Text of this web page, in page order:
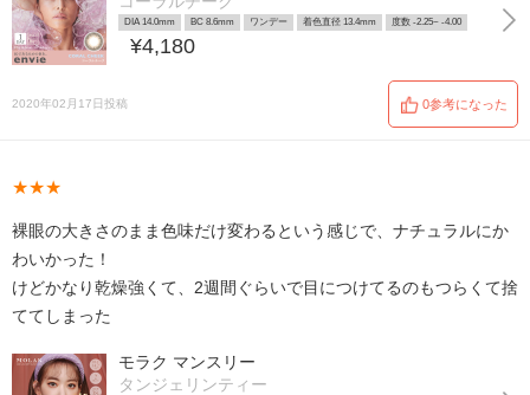
DIA 14.0mm BC 8.6mm ワンデー 着色直径 13.4mm 度数 -2.25~ -4.00
¥4,180
2020年02月17日投稿 0参考になった
★★★
裸眼の大きさのまま色味だけ変わるという感じで、ナチュラルにか
わいかった！
けどかなり乾燥強くて、2週間ぐらいで目につけてるのもつらくて捨
ててしまった
モラク マンスリー
タンジェリンティー